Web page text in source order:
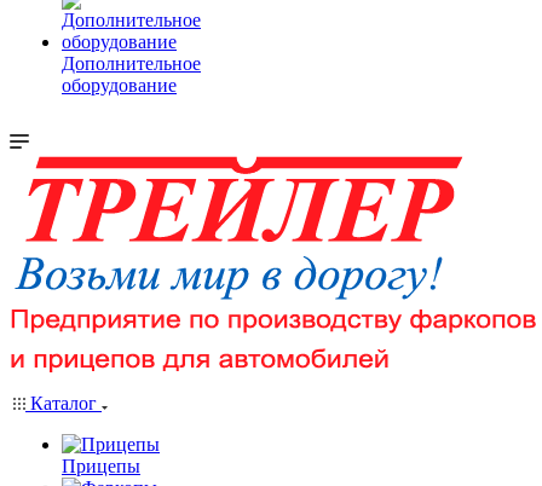
Дополнительное
оборудование
Каталог
Прицепы